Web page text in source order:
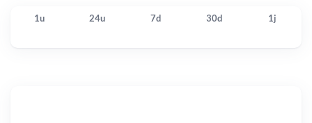
1u 24u 7d 30d 1j